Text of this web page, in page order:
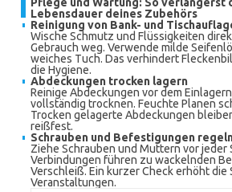
Lebensdauer deines Zubehörs
Reinigung von Bank- und
Wische Schmutz und Flüssigkeiten
Gebrauch weg. Verwende milde
weiches Tuch. Das verhindert
die Hygiene.
Abdeckungen trocken lagern
Reinige Abdeckungen vor dem
vollständig trocknen. Feuchte Planen
Trocken gelagerte Abdeckungen
reißfest.
Schrauben und Befestigungen
Ziehe Schrauben und Muttern vor jeder
Verbindungen führen zu wackelnden
Verschleiß. Ein kurzer Check erhöht die
Veranstaltungen.